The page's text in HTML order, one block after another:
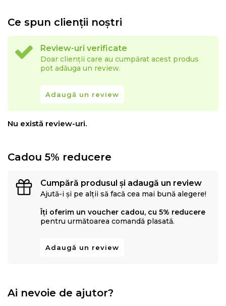
Ce spun clienții noștri
Review-uri verificate
Doar clienții care au cumpărat acest produs
pot adăuga un review.
Adaugă un review
Nu există review-uri.
Cadou 5% reducere
Cumpără produsul și adaugă un review
Ajută-i și pe alții să facă cea mai bună alegere!
Îți oferim un voucher cadou, cu 5% reducere
pentru următoarea comandă plasată.
Adaugă un review
Ai nevoie de ajutor?